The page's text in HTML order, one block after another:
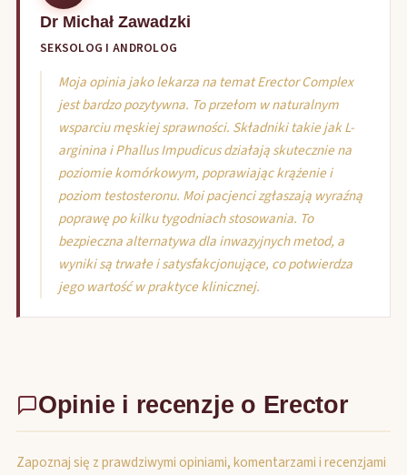
Dr Michał Zawadzki
SEKSOLOG I ANDROLOG
Moja opinia jako lekarza na temat Erector Complex
jest bardzo pozytywna. To przełom w naturalnym
wsparciu męskiej sprawności. Składniki takie jak L-
arginina i Phallus Impudicus działają skutecznie na
poziomie komórkowym, poprawiając krążenie i
poziom testosteronu. Moi pacjenci zgłaszają wyraźną
poprawę po kilku tygodniach stosowania. To
bezpieczna alternatywa dla inwazyjnych metod, a
wyniki są trwałe i satysfakcjonujące, co potwierdza
jego wartość w praktyce klinicznej.
Opinie i recenzje o Erector
Zapoznaj się z prawdziwymi opiniami, komentarzami i recenzjami